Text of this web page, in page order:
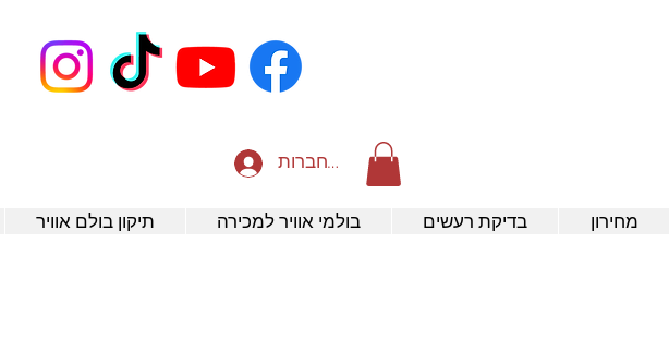
להתחברות
מחירון בדיקת רעשים בולמי אוויר למכירה תיקון בולם אוויר